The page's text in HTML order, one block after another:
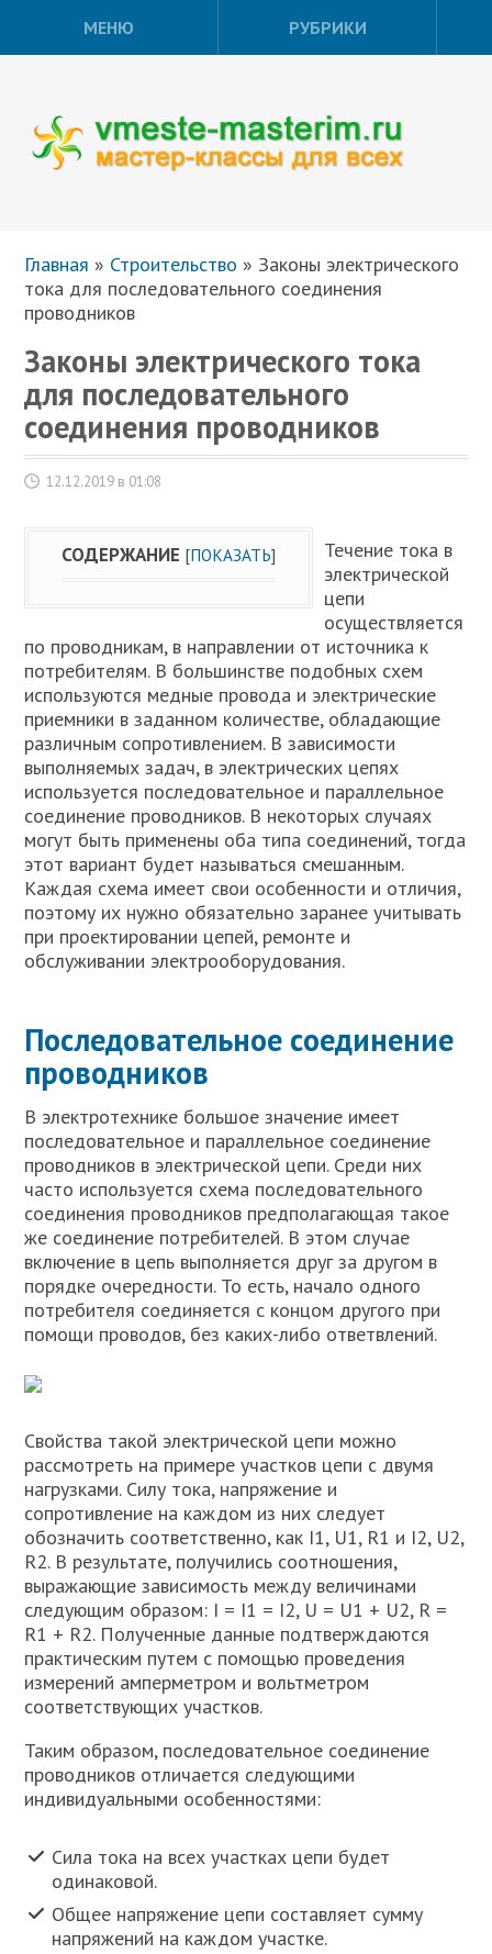
МЕНЮ РУБРИКИ
Главная » Строительство » Законы электрического
тока для последовательного соединения
проводников
Законы электрического тока
для последовательного
соединения проводников
12.12.2019 в 01:08
СОДЕРЖАНИЕ [ПОКАЗАТЬ]
Течение тока в
электрической
цепи
осуществляется
по проводникам, в направлении от источника к
потребителям. В большинстве подобных схем
используются медные провода и электрические
приемники в заданном количестве, обладающие
различным сопротивлением. В зависимости
выполняемых задач, в электрических цепях
используется последовательное и параллельное
соединение проводников. В некоторых случаях
могут быть применены оба типа соединений, тогда
этот вариант будет называться смешанным.
Каждая схема имеет свои особенности и отличия,
поэтому их нужно обязательно заранее учитывать
при проектировании цепей, ремонте и
обслуживании электрооборудования.
Последовательное соединение
проводников
В электротехнике большое значение имеет
последовательное и параллельное соединение
проводников в электрической цепи. Среди них
часто используется схема последовательного
соединения проводников предполагающая такое
же соединение потребителей. В этом случае
включение в цепь выполняется друг за другом в
порядке очередности. То есть, начало одного
потребителя соединяется с концом другого при
помощи проводов, без каких-либо ответвлений.
Свойства такой электрической цепи можно
рассмотреть на примере участков цепи с двумя
нагрузками. Силу тока, напряжение и
сопротивление на каждом из них следует
обозначить соответственно, как I1, U1, R1 и I2, U2,
R2. В результате, получились соотношения,
выражающие зависимость между величинами
следующим образом: I = I1 = I2, U = U1 + U2, R =
R1 + R2. Полученные данные подтверждаются
практическим путем с помощью проведения
измерений амперметром и вольтметром
соответствующих участков.
Таким образом, последовательное соединение
проводников отличается следующими
индивидуальными особенностями:
Сила тока на всех участках цепи будет
одинаковой.
Общее напряжение цепи составляет сумму
напряжений на каждом участке.